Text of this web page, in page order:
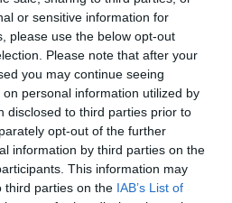
or sensitive information for
please use the below opt-out
Please note that after your
you may continue seeing
personal information utilized by
disclosed to third parties prior to
opt-out of the further
information by third parties on the
This information may
third parties on the IAB’s List of